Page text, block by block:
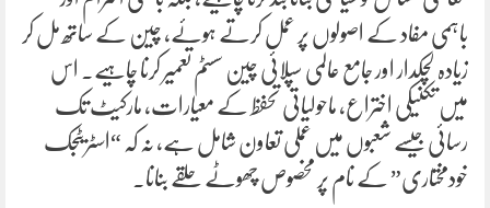
باہمی مفاد کے اصولوں پر عمل کرتے ہوئے، چین کے ساتھ مل کر
زیادہ لچکدار اور جامع عالمی سپلائی چین سسٹم تعمیر کرنا چاہیے۔ اس
میں تکنیکی اختراع، ماحولیاتی تحفظ کے معیارات، مارکیٹ تک
رسائی جیسے شعبوں میں عملی تعاون شامل ہے، نہ کہ “اسٹریٹجک
خودمختاری” کے نام پر مخصوص چھوٹے حلقے بنانا۔